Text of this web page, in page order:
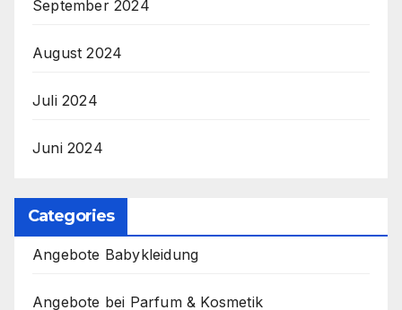
September 2024
August 2024
Juli 2024
Juni 2024
Categories
Angebote Babykleidung
Angebote bei Parfum & Kosmetik